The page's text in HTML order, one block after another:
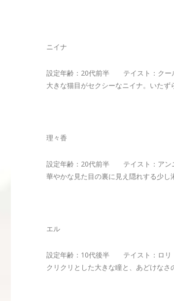
ニイナ
設定年齢：20代前半 テイスト：クー
大きな猫目がセクシーなニイナ。いたず
理々香
設定年齢：20代前半 テイスト：アン
華やかな見た目の裏に見え隠れする少
エル
設定年齢：10代後半 テイスト：ロリ
クリクリとした大きな瞳と、あどけなさ